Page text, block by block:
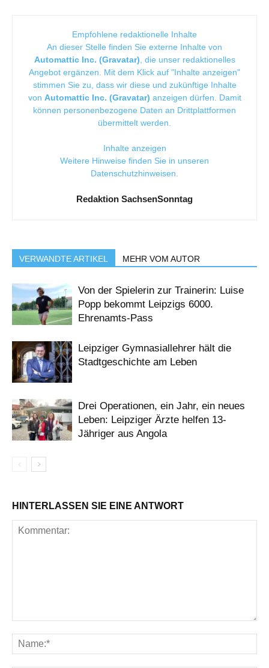
Empfohlene redaktionelle Inhalte
An dieser Stelle finden Sie externe Inhalte von
Automattic Inc. (Gravatar) , die unser redaktionelles
Angebot ergänzen. Mit dem Klick auf "Inhalte anzeigen"
stimmen Sie zu, dass wir diese und zukünftige Inhalte
von Automattic Inc. (Gravatar) anzeigen dürfen. Damit
können personenbezogene Daten an Drittplattformen
übermittelt werden.
Inhalte anzeigen
Weitere Hinweise finden Sie in unseren
Datenschutzhinweisen
Redaktion SachsenSonntag
VERWANDTE ARTIKEL MEHR VOM AUTOR
Von der Spielerin zur Trainerin: Luise
Popp bekommt Leipzigs 6000.
Ehrenamts-Pass
Leipziger Gymnasiallehrer hält die
Stadtgeschichte am Leben
Drei Operationen, ein Jahr, ein neues
Leben: Leipziger Ärzte helfen 13-
Jähriger aus Angola
HINTERLASSEN SIE EINE ANTWORT